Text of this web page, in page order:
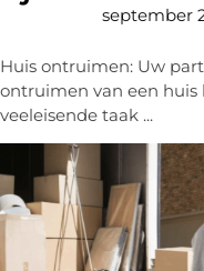
september
Huis ontruimen: Uw
ontruimen van een huis
veeleisende taak ...